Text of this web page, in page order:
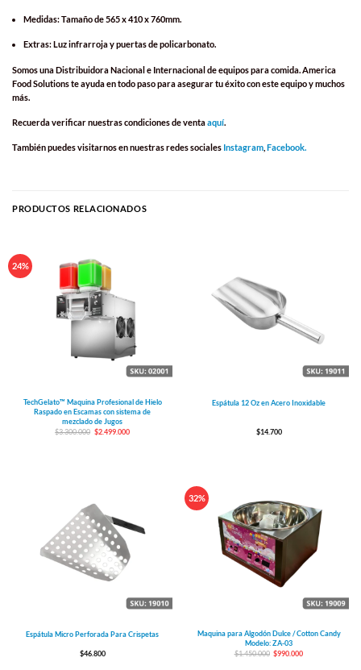
Medidas:Tamaño de 565 x 410 x 760mm.
Extras:Luz infrarroja y puertas de policarbonato.
Somos una Distribuidora Nacional e Internacional de equipos para comida. America
Food Solutions te ayuda en todo paso para asegurar tu éxito con este equipo y muchos
más.
Recuerda verificar nuestras condiciones de ventaaquí.
También puedes visitarnos en nuestras redes sociales Instagram Facebook.
PRODUCTOS RELACIONADOS
24%
TechGelato™ Maquina Profesional de Hielo
Raspado en Escamas con sistema de
mezclado de Jugos
$3.300.000 El
precio
$2.499.000El
Espátula 12 Oz en Acero Inoxidable
$14.700
Espátula Micro Perforada Para Crispetas
$46.800
32%
Maquina para Algodón Dulce / Cotton Candy
Modelo: ZA-03
$1.450.000 El
precio
$990.000El